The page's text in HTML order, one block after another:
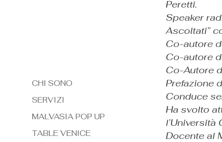
CHI SONO
SERVIZI
MALVASIA POP UP
TABLE VENICE
Peretti.
Speaker
Ascoltati”
Co-autore
Co-autore
Co-Autore
Prefazione
Conduce
Ha svolto
l’Università
Docente al